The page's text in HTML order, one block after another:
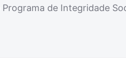
Programa de Integridade